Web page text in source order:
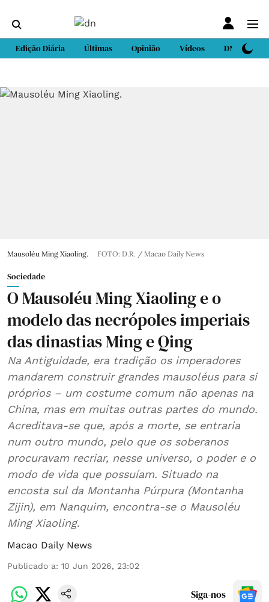
Edição Diária Últimas Opinião Vídeos DN Sport
Mausoléu Ming Xiaoling. FOTO: D.R. / Macao Daily News
Sociedade
O Mausoléu Ming Xiaoling e o
modelo das necrópoles imperiais
das dinastias Ming e Qing
Na Antiguidade, era tradição os imperadores
mandarem construir grandes mausoléus para si
próprios – um costume comum não apenas na
China, mas em muitas outras partes do mundo.
Acreditava-se que, após a morte, se entraria
num outro mundo, pelo que os soberanos
procuravam recriar, nesse universo, o poder e o
modo de vida que possuíam. Situado na
encosta sul da Montanha Púrpura (Montanha
Zijin), em Nanquim, encontra-se o Mausoléu
Ming Xiaoling.
Macao Daily News
Publicado a: 10 Jun 2026, 23:02
Siga-nos